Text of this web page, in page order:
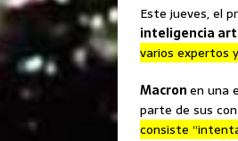
Este jueves, el
inteligencia
varios expertos
Macronen una
parte de sus
consiste